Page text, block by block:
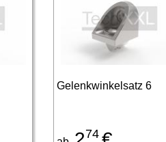
Gelenkwinkelsatz 6
74